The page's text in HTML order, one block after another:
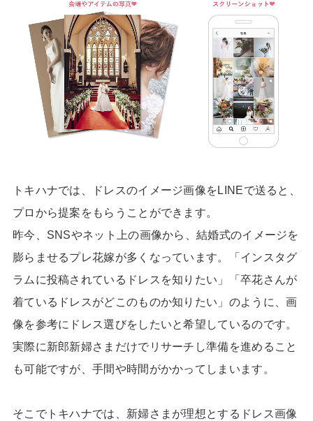
トキハナでは、ドレスのイメージ画像をLINEで送ると、
プロから提案をもらうことができます。
昨今、SNSやネット上の画像から、結婚式のイメージを
膨らませるプレ花嫁が多くなっています。「インスタグ
ラムに投稿されているドレスを知りたい」「卒花さんが
着ているドレスがどこのものか知りたい」のように、画
像を参考にドレス選びをしたいと希望しているのです。
実際に新郎新婦さまだけでリサーチし準備を進めること
も可能ですが、手間や時間がかかってしまいます。
そこでトキハナでは、新婦さまが理想とするドレス画像